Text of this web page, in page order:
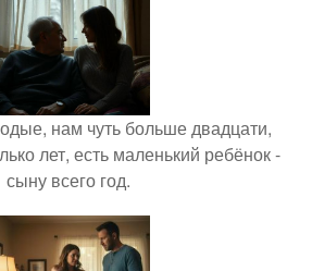
нам чуть больше двадцати,
лет, есть маленький ребёнок -
сыну всего год.